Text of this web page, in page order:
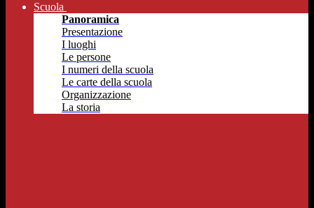
Scuola
Panoramica
Presentazione
I luoghi
Le persone
I numeri della scuola
Le carte della scuola
Organizzazione
La storia